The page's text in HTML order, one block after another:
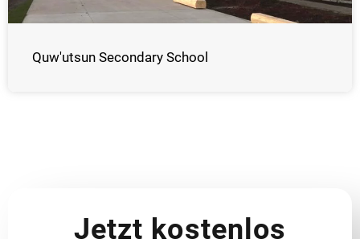
Quw'utsun Secondary School
Jetzt kostenlos